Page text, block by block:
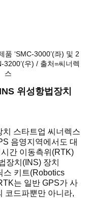
품 ‘SMC-3000’(좌) 및 2
3200’(우) / 출처=씨너렉
스
위성항법장치
치 스타트업 씨너렉스
음영지역에서도 대
간 이동측위(RTK)
장치(INS) 장치
스 키트(Robotics
는 일반 GPS가 사
코드파뿐만 아니라,